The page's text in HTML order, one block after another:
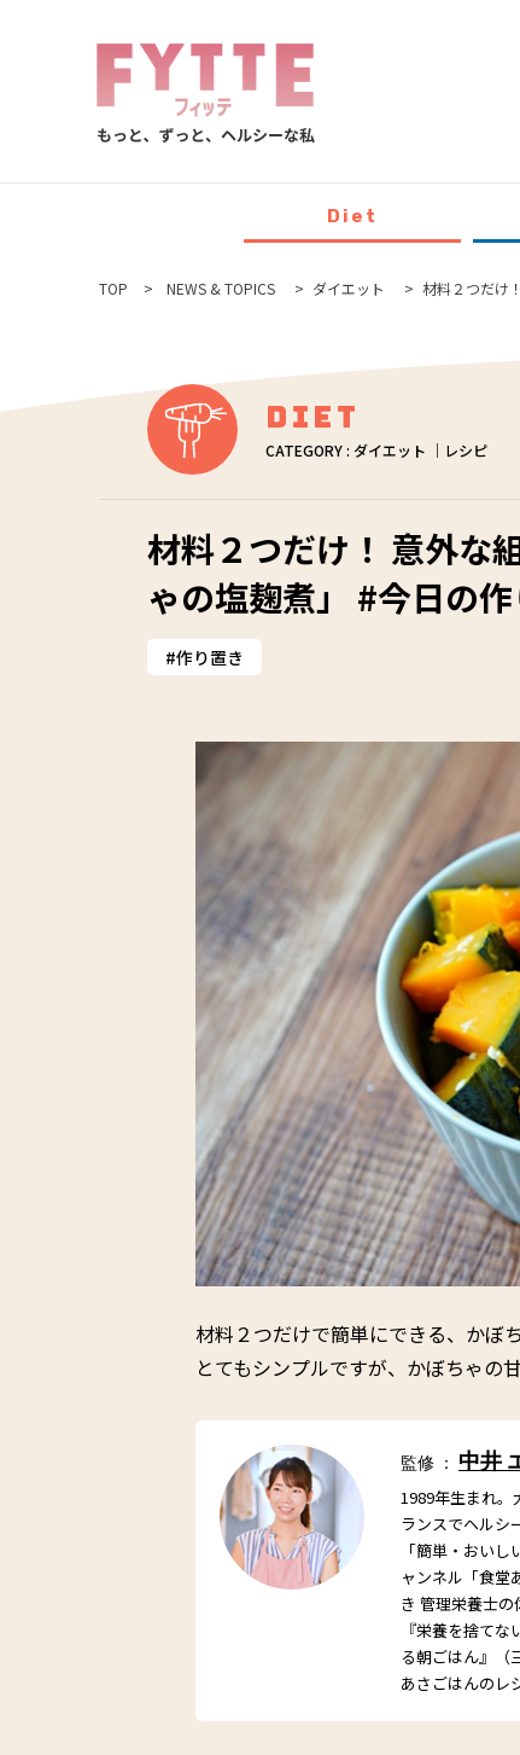
Diet
TOP NEWS & TOPICS ダイエット 材料２つだけ
Diet
CATEGORY : ダイエット ｜レシピ
材料２つだけ！ 意外な
ゃの塩麹煮」 #今日の
作り置き
材料２つだけで簡単にできる、かぼ
とてもシンプルですが、かぼちゃの
監修 ： 中井
1989年生まれ。
ランスでヘルシ
「簡単・おい
ャンネル「食堂
き 管理栄養士の
『栄養を捨て
る朝ごはん』（
あさごはんのレ